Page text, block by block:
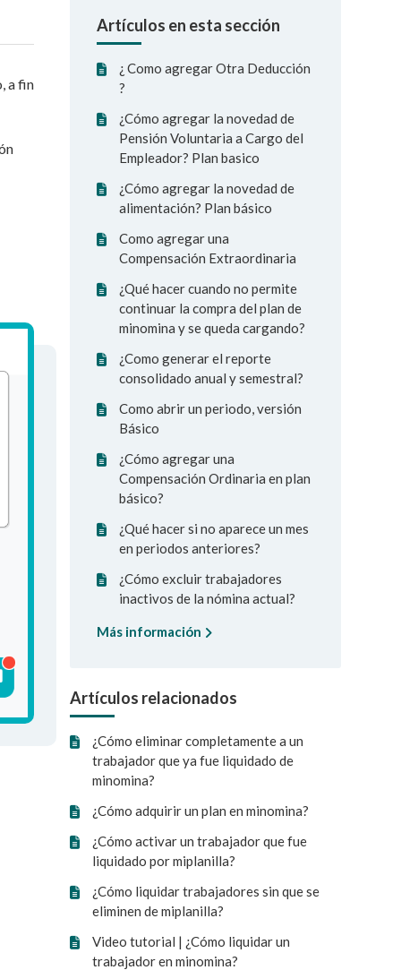
Artículos en esta sección
¿ Como agregar Otra Deducción
?
¿Cómo agregar la novedad de
Pensión Voluntaria a Cargo del
Empleador? Plan basico
¿Cómo agregar la novedad de
alimentación? Plan básico
Como agregar una
Compensación Extraordinaria
¿Qué hacer cuando no permite
continuar la compra del plan de
minomina y se queda cargando?
¿Como generar el reporte
consolidado anual y semestral?
Como abrir un periodo, versión
Básico
¿Cómo agregar una
Compensación Ordinaria en plan
básico?
¿Qué hacer si no aparece un mes
en periodos anteriores?
¿Cómo excluir trabajadores
inactivos de la nómina actual?
Más información
Artículos relacionados
¿Cómo eliminar completamente a un
trabajador que ya fue liquidado de
minomina?
¿Cómo adquirir un plan en minomina?
¿Cómo activar un trabajador que fue
liquidado por miplanilla?
¿Cómo liquidar trabajadores sin que se
eliminen de miplanilla?
Video tutorial | ¿Cómo liquidar un
trabajador en minomina?
a fin